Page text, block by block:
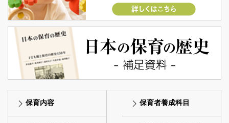
保育内容 保育者養成科目